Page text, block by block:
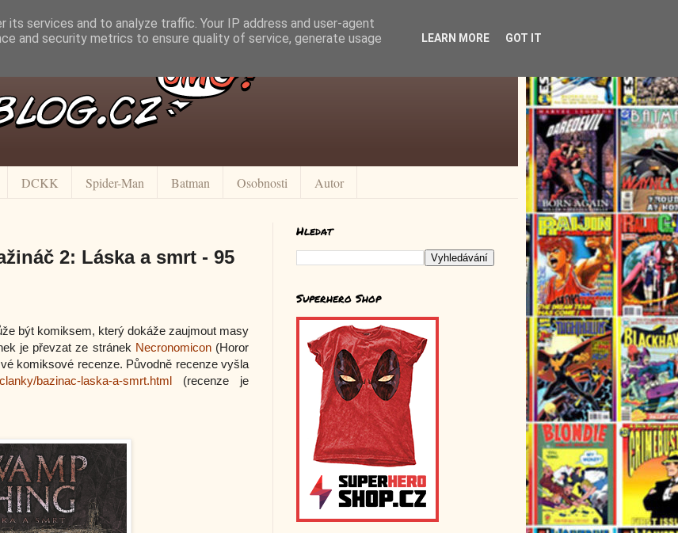
DCKK Spider-Man Batman Osobnosti Autor
2: Láska a smrt - 95
být komiksem, který dokáže zaujmout masy
je převzat ze stránek Necronomicon(Horor
komiksové recenze. Původně recenze vyšla
bazinac-laska-a-smrt.html (recenze je
Hledat
Superhero Shop
services and to analyze traffic. Your IP address and user-agent
and security metrics to ensure quality of service, generate usage
LEARN MORE GOT IT